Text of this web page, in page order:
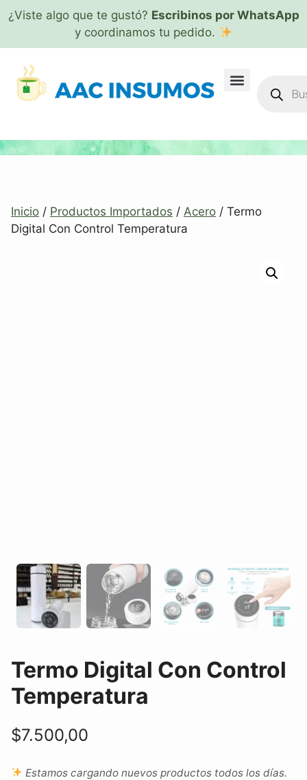
¿Viste algo que te gustó? Escribinos por WhatsApp
y coordinamos tu pedido.
Inicio / Productos Importados / Acero / Termo
Digital Con Control Temperatura
Termo Digital Con Control
Temperatura
$7.500,00
Estamos cargando nuevos productos todos los días.